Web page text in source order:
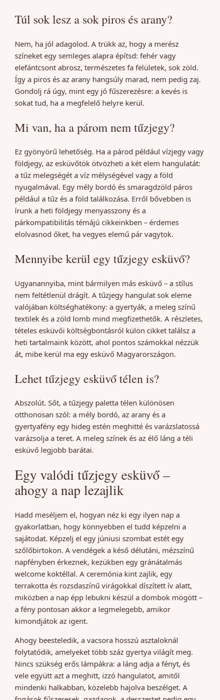
Túl sok lesz a sok piros és arany?
Nem, ha jól adagolod. A trükk az, hogy a merész
színeket egy semleges alapra építsd: fehér vagy
elefántcsont abrosz, természetes fa felületek, sok zöld.
Így a piros és az arany hangsúly marad, nem pedig zaj.
Gondolj rá úgy, mint egy jó fűszerezésre: a kevés is
sokat tud, ha a megfelelő helyre kerül.
Mi van, ha a párom nem tűzjegy?
Ez gyönyörű lehetőség. Ha a párod például vízjegy vagy
földjegy, az esküvőtök ötvözheti a két elem hangulatát:
a tűz melegségét a víz mélységével vagy a föld
nyugalmával. Egy mély bordó és smaragdzöld páros
például a tűz és a föld találkozása. Erről bővebben is
írunk a heti földjegy menyasszony és a
párkompatibilitás témájú cikkeinkben – érdemes
elolvasnod őket, ha vegyes elemű pár vagytok.
Mennyibe kerül egy tűzjegy esküvő?
Ugyanannyiba, mint bármilyen más esküvő – a stílus
nem feltétlenül drágít. A tűzjegy hangulat sok eleme
valójában költséghatékony: a gyertyák, a meleg színű
textilek és a zöld lomb mind megfizethetők. A részletes,
tételes esküvői költségbontásról külön cikket találsz a
heti tartalmaink között, ahol pontos számokkal nézzük
át, mibe kerül ma egy esküvő Magyarországon.
Lehet tűzjegy esküvő télen is?
Abszolút. Sőt, a tűzjegy paletta télen különösen
otthonosan szól: a mély bordó, az arany és a
gyertyafény egy hideg estén meghitté és varázslatossá
varázsolja a teret. A meleg színek és az élő láng a téli
esküvő legjobb barátai.
Egy valódi tűzjegy esküvő –
ahogy a nap lezajlik
Hadd meséljem el, hogyan néz ki egy ilyen nap a
gyakorlatban, hogy könnyebben el tudd képzelni a
sajátodat. Képzelj el egy júniusi szombat estét egy
szőlőbirtokon. A vendégek a késő délutáni, mézszínű
napfényben érkeznek, kezükben egy gránátalmás
welcome koktéllal. A ceremónia kint zajlik, egy
terrakotta és rozsdaszínű virágokkal díszített ív alatt,
miközben a nap épp lebukni készül a dombok mögött –
a fény pontosan akkor a legmelegebb, amikor
kimondjátok az igent.
Ahogy beesteledik, a vacsora hosszú asztaloknál
folytatódik, amelyeket több száz gyertya világít meg.
Nincs szükség erős lámpákra: a láng adja a fényt, és
vele együtt azt a meghitt, izzó hangulatot, amitől
mindenki halkabban, közelebb hajolva beszélget. A